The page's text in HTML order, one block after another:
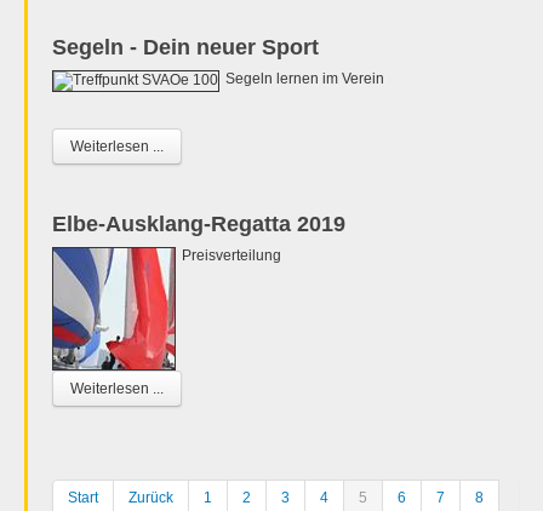
Segeln - Dein neuer Sport
Segeln lernen im Verein
Weiterlesen ...
Elbe-Ausklang-Regatta 2019
Preisverteilung
Weiterlesen ...
Start Zurück 1 2 3 4 5 6 7 8